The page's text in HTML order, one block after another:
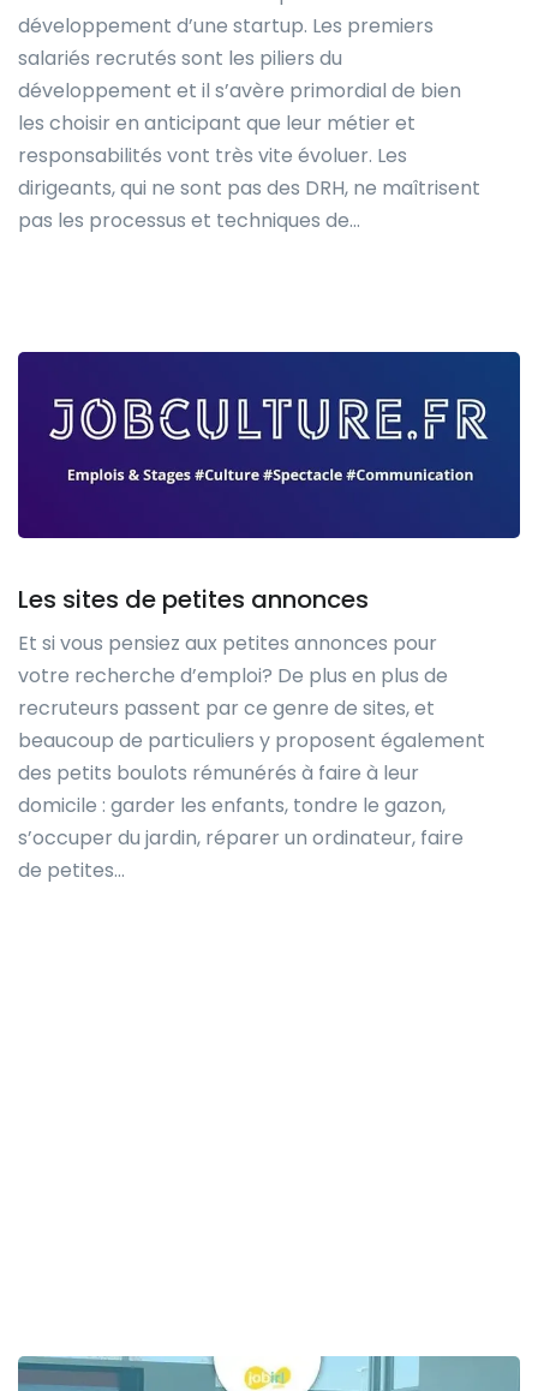
développement d’une startup. Les premiers
salariés recrutés sont les piliers du
développement et il s’avère primordial de bien
les choisir en anticipant que leur métier et
responsabilités vont très vite évoluer. Les
dirigeants, qui ne sont pas des DRH, ne maîtrisent
pas les processus et techniques de…
Les sites de petites annonces
Et si vous pensiez aux petites annonces pour
votre recherche d’emploi? De plus en plus de
recruteurs passent par ce genre de sites, et
beaucoup de particuliers y proposent également
des petits boulots rémunérés à faire à leur
domicile : garder les enfants, tondre le gazon,
s’occuper du jardin, réparer un ordinateur, faire
de petites…